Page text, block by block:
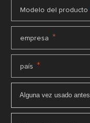
Modelo del producto
empresa *
país *